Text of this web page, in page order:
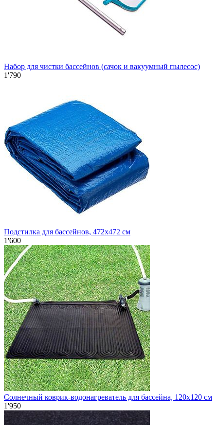
Набор для чистки бассейнов (сачок и вакуумный пылесос)
1'790
Подстилка для бассейнов, 472х472 см
1'600
Солнечный коврик-водонагреватель для бассейна, 120х120 см
1'950